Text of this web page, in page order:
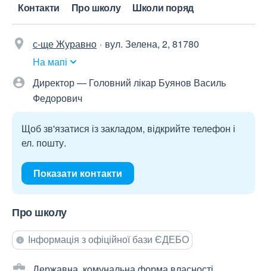
Контакти Про школу Школи поряд
с-ще Журавно
вул. Зелена, 2, 81780
На мапі
Директор — Головний лікар Буянов Василь
Федорович
Щоб зв'язатися із закладом, відкрийте телефон і
ел. пошту.
Показати контакти
Про школу
Інформація з офіційної бази ЄДЕБО